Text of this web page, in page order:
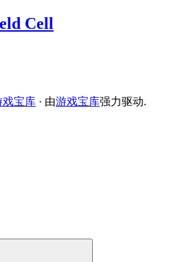
Cell
戏宝库 · 由游戏宝库强力驱动.